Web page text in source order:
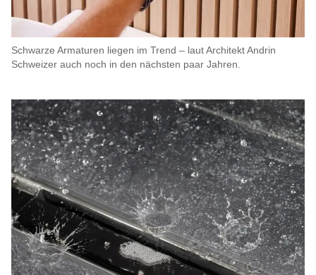
Schwarze Armaturen liegen im Trend – laut Architekt Andrin
Schweizer auch noch in den nächsten paar Jahren.